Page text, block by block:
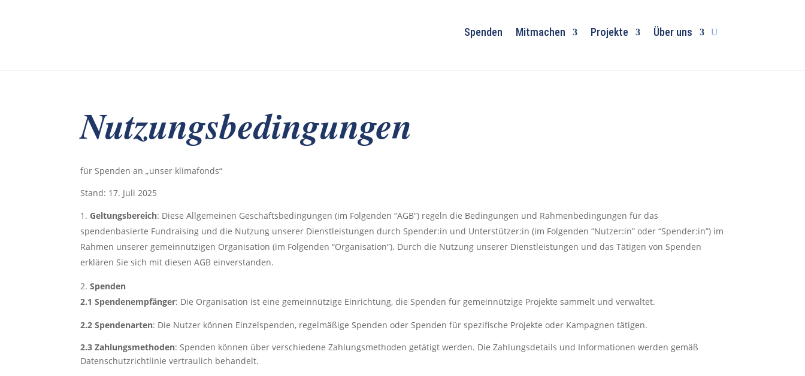
Spenden Mitmachen Projekte Über uns
Nutzungsbedingungen
für Spenden an „unser klimafonds“
Stand: 17. Juli 2025
Geltungsbereich: Diese Allgemeinen Geschäftsbedingungen (im Folgenden “AGB”) regeln die Bedingungen und Rahmenbedingungen für das
spendenbasierte Fundraising und die Nutzung unserer Dienstleistungen durch Spender:in und Unterstützer:in (im Folgenden “Nutzer:in” oder “Spender:in”) im
Rahmen unserer gemeinnützigen Organisation (im Folgenden “Organisation”). Durch die Nutzung unserer Dienstleistungen und das Tätigen von Spenden
erklären Sie sich mit diesen AGB einverstanden.
Spenden
2.1 Spendenempfänger: Die Organisation ist eine gemeinnützige Einrichtung, die Spenden für gemeinnützige Projekte sammelt und verwaltet.
2.2 Spendenarten: Die Nutzer können Einzelspenden, regelmäßige Spenden oder Spenden für spezifische Projekte oder Kampagnen tätigen.
2.3 Zahlungsmethoden: Spenden können über verschiedene Zahlungsmethoden getätigt werden. Die Zahlungsdetails und Informationen werden gemäß
Datenschutzrichtlinie vertraulich behandelt.